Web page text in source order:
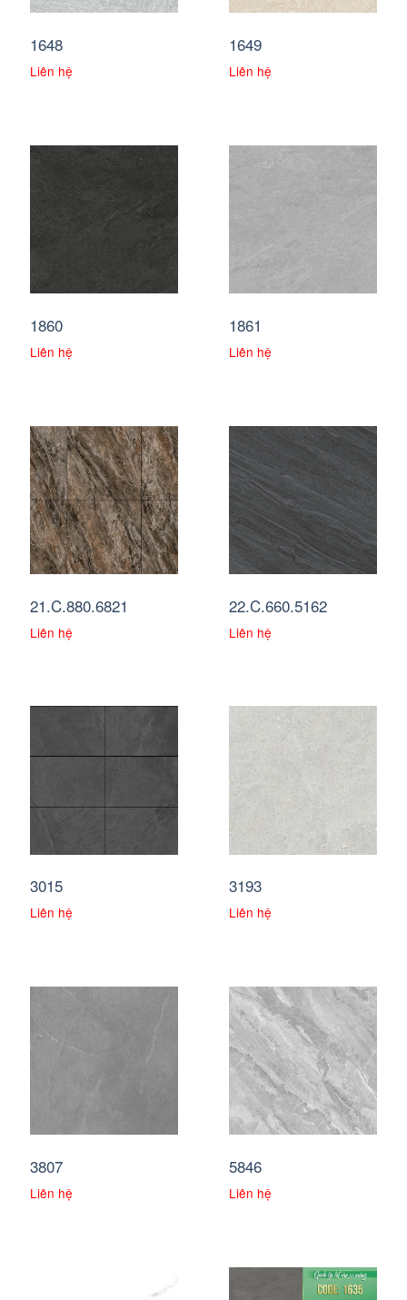
1648
Liên hệ
1649
Liên hệ
1860
Liên hệ
1861
Liên hệ
21.C.880.6821
Liên hệ
22.C.660.5162
Liên hệ
3015
Liên hệ
3193
Liên hệ
3807
Liên hệ
5846
Liên hệ